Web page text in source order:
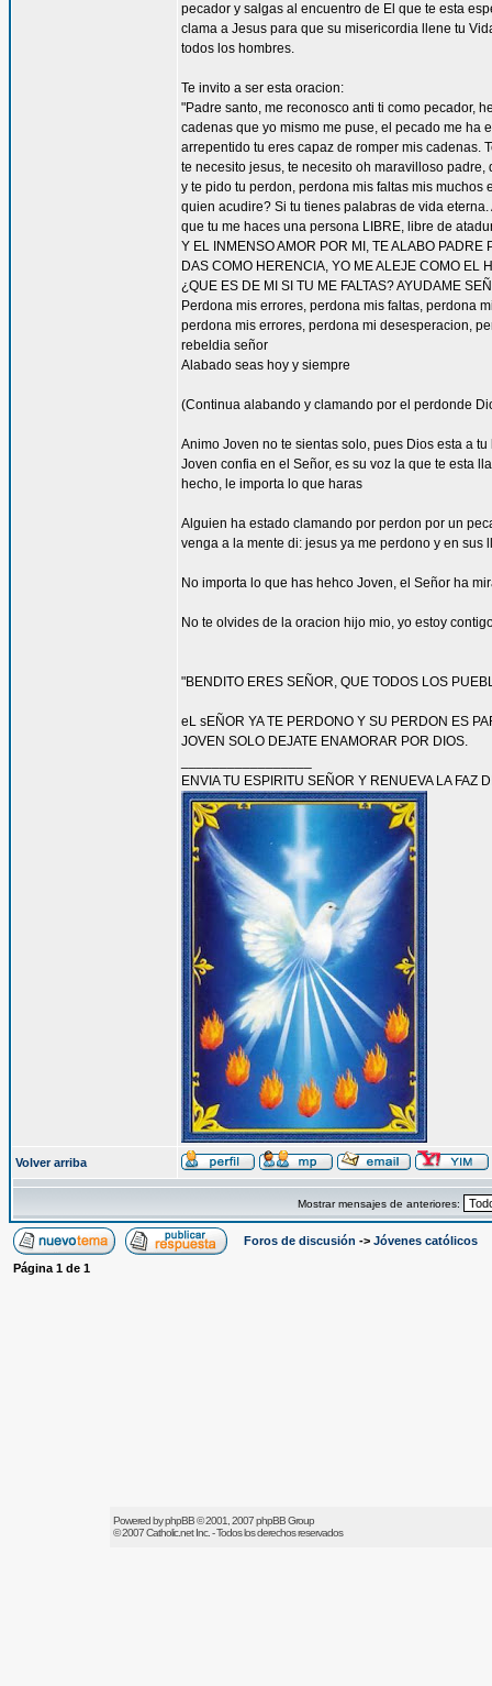
pecador y salgas al encuentro de El que te esta
clama a Jesus para que su misericordia llene tu
todos los hombres.
Te invito a ser esta oracion:
"Padre santo, me reconosco anti ti como pecador,
cadenas que yo mismo me puse, el pecado me ha
arrepentido tu eres capaz de romper mis cadenas.
te necesito jesus, te necesito oh maravilloso
y te pido tu perdon, perdona mis faltas mis
quien acudire? Si tu tienes palabras de vida
que tu me haces una persona LIBRE, libre de
Y EL INMENSO AMOR POR MI, TE ALABO
DAS COMO HERENCIA, YO ME ALEJE COMO EL
¿QUE ES DE MI SI TU ME FALTAS? AYUDAME
Perdona mis errores, perdona mis faltas, perdona
perdona mis errores, perdona mi desesperacion,
rebeldia señor
Alabado seas hoy y siempre
(Continua alabando y clamando por el perdonde
Animo Joven no te sientas solo, pues Dios esta a
Joven confia en el Señor, es su voz la que te esta
hecho, le importa lo que haras
Alguien ha estado clamando por perdon por un
venga a la mente di: jesus ya me perdono y en
No importa lo que has hehco Joven, el Señor ha
No te olvides de la oracion hijo mio, yo estoy
"BENDITO ERES SEÑOR, QUE TODOS LOS
eL sEÑOR YA TE PERDONO Y SU PERDON ES
JOVEN SOLO DEJATE ENAMORAR POR DIOS.
ENVIA TU ESPIRITU SEÑOR Y RENUEVA LA FAZ
Volver arriba
Mostrar mensajes de anteriores:
Foros de discusión -> Jóvenes católicos
Página 1 de 1
Powered byphpBB© 2001, 2007 phpBB Group
© 2007Catholic.netInc. - Todos los derechos reservados